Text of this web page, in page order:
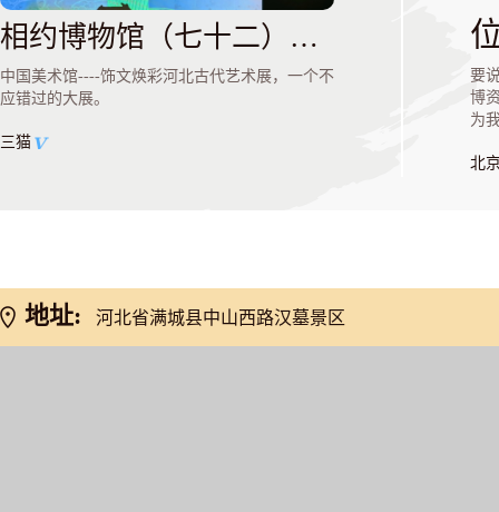
相约博物馆（七十二）饰文焕彩河北古代艺术展
中国美术馆----饰文焕彩河北古代艺术展，一个不
应错过的大展。
三猫
要
博
为
北
地址: 河北省满城县中山西路汉墓景区